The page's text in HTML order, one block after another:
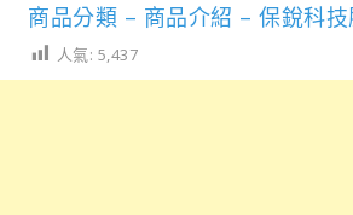
商品分類 – 商品介紹 – 保銳科
人氣: 5,437